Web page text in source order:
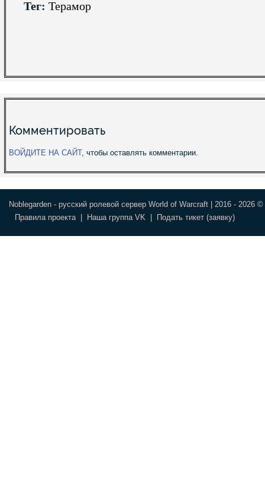
Тег: Терамор
Комментировать
ВОЙДИТЕ НА САЙТ, чтобы оставлять комментарии.
Noblegarden - русский ролевой сервер World of Warcraft | 2016 - 2026
Правила проекта| Наша группа VK Подать тикет (заявку)